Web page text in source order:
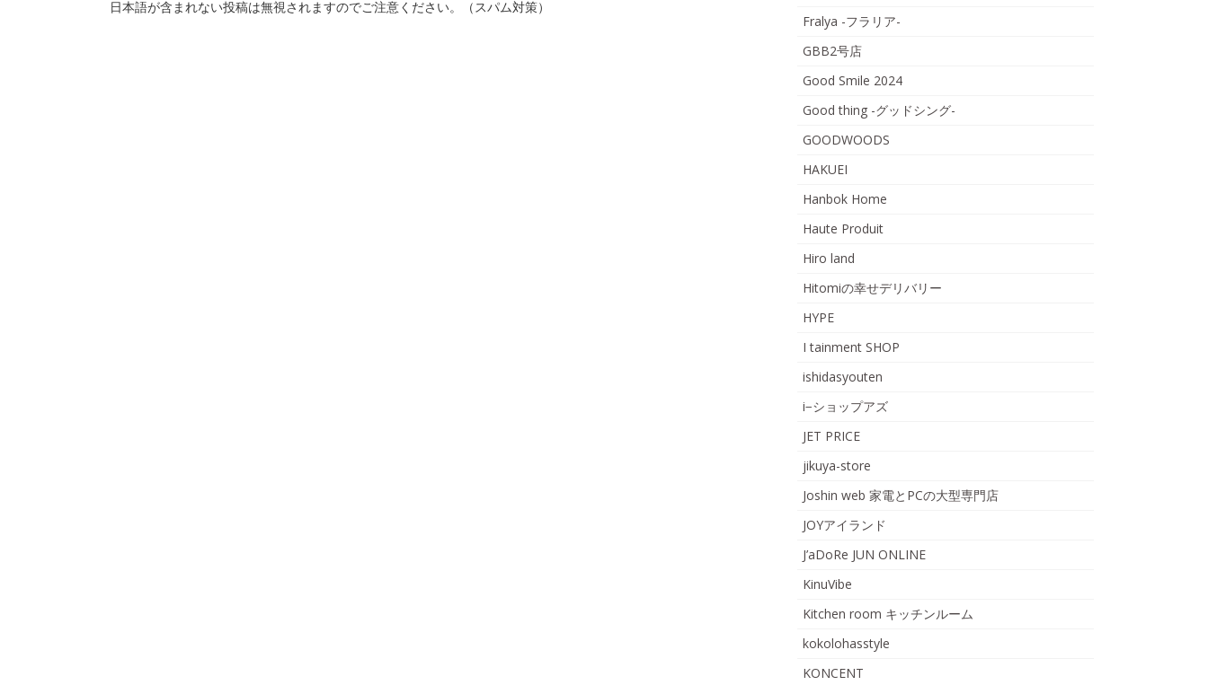
日本語が含まれない投稿は無視されますのでご注意ください。（スパム対策）
Fralya -フラリア-
GBB2号店
Good Smile 2024
Good thing -グッドシング-
GOODWOODS
HAKUEI
Hanbok Home
Haute Produit
Hiro land
Hitomiの幸せデリバリー
HYPE
I tainment SHOP
ishidasyouten
i−ショップアズ
JET PRICE
jikuya-store
Joshin web 家電とPCの大型専門店
JOYアイランド
J’aDoRe JUN ONLINE
KinuVibe
Kitchen room キッチンルーム
kokolohasstyle
KONCENT